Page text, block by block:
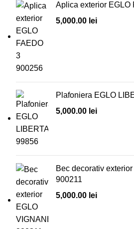
Aplica exterior EGLO
5,000.00 lei
Plafoniera EGLO
5,000.00 lei
Bec decorativ
900211
5,000.00 lei